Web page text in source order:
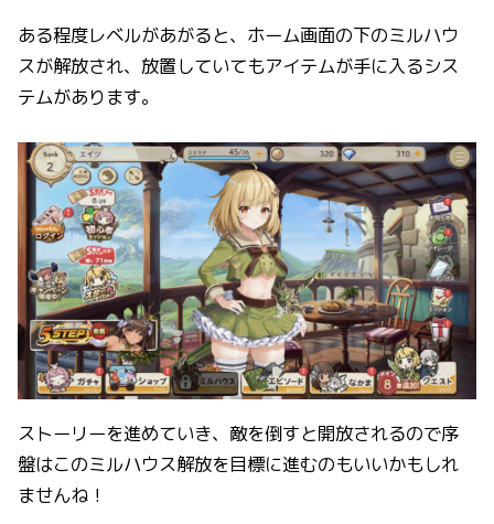
ある程度レベルがあがると、ホーム画面の下のミルハウ
スが解放され、放置していてもアイテムが手に入るシス
テムがあります。
ストーリーを進めていき、敵を倒すと開放されるので序
盤はこのミルハウス解放を目標に進むのもいいかもしれ
ませんね！